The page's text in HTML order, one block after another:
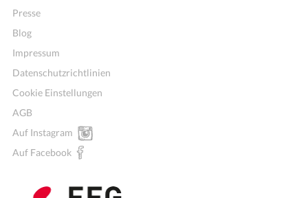
Mitglieder für Vereine, Initiativen
Presse
Blog
Impressum
Datenschutzrichtlinien
Cookie Einstellungen
AGB
Auf Instagram
Auf Facebook